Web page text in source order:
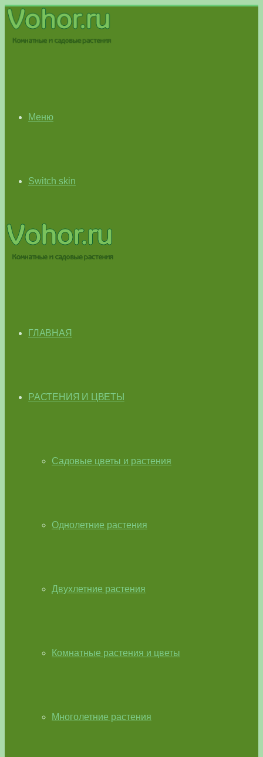
Меню
Switch skin
ГЛАВНАЯ
РАСТЕНИЯ И ЦВЕТЫ
Садовые цветы и растения
Однолетние растения
Двухлетние растения
Комнатные растения и цветы
Многолетние растения